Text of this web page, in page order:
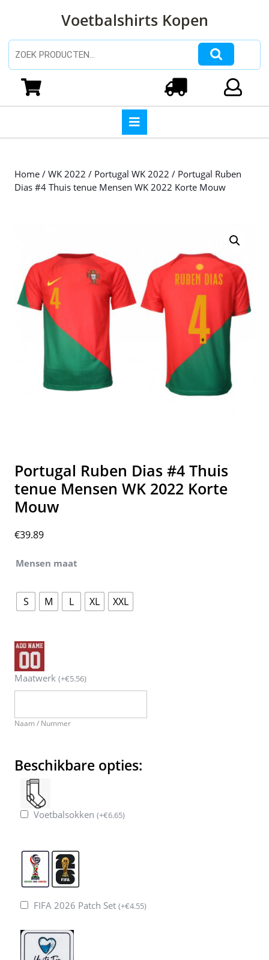
inhoud
Voetbalshirts Kopen
Zoeken naar:
Home / WK 2022 / Portugal WK 2022 / Portugal Ruben
Dias #4 Thuis tenue Mensen WK 2022 Korte Mouw
Portugal Ruben Dias #4 Thuis
tenue Mensen WK 2022 Korte
Mouw
€39.89
Mensen maat
S M L XL XXL
Maatwerk (+€5.56)
Naam / Nummer
Beschikbare opties:
Voetbalsokken (+€6.65)
FIFA 2026 Patch Set (+€4.55)